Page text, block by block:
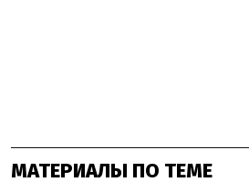
МАТЕРИАЛЫ ПО ТЕМЕ